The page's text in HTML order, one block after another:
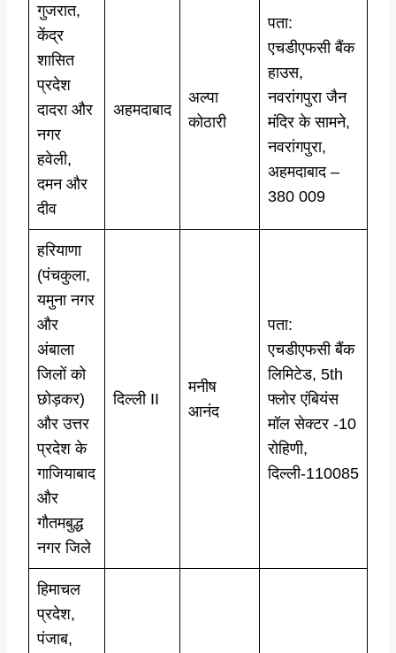
गुजरात,
केंद्र
शासित
प्रदेश
दादरा और
नगर
हवेली,
दमन और
दीव
अहमदाबाद
अल्पा
कोठारी
पता:
एचडीएफसी बैंक
हाउस,
नवरांगपुरा जैन
मंदिर के सामने,
नवरांगपुरा,
अहमदाबाद –
380 009
हरियाणा
(पंचकुला,
यमुना नगर
और
अंबाला
जिलों को
छोड़कर)
और उत्तर
प्रदेश के
गाजियाबाद
और
गौतमबुद्ध
नगर जिले
दिल्ली II
मनीष
आनंद
पता:
एचडीएफसी बैंक
लिमिटेड, 5th
फ्लोर एंबियंस
मॉल सेक्टर -10
रोहिणी,
दिल्ली-110085
हिमाचल
प्रदेश,
पंजाब,